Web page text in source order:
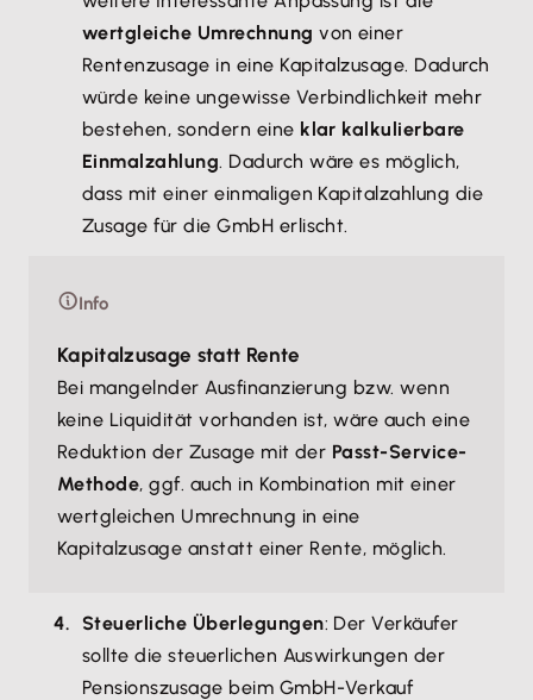
wertgleiche Umrechnung von einer
Rentenzusage in eine Kapitalzusage. Dadurch
würde keine ungewisse Verbindlichkeit mehr
bestehen, sondern eine klar kalkulierbare
Einmalzahlung. Dadurch wäre es möglich,
dass mit einer einmaligen Kapitalzahlung die
Zusage für die GmbH erlischt.
Info
Kapitalzusage statt Rente
Bei mangelnder Ausfinanzierung bzw. wenn
keine Liquidität vorhanden ist, wäre auch eine
Reduktion der Zusage mit der Passt-Service-
Methode, ggf. auch in Kombination mit einer
wertgleichen Umrechnung in eine
Kapitalzusage anstatt einer Rente, möglich.
Steuerliche Überlegungen: Der Verkäufer
sollte die steuerlichen Auswirkungen der
Pensionszusage beim GmbH-Verkauf